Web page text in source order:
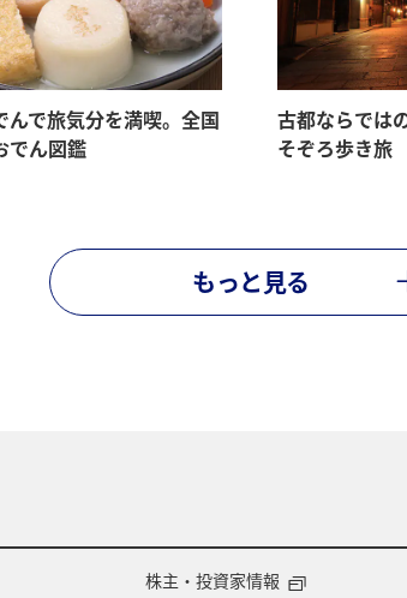
んで旅気分を満喫。全国
でん図鑑
古都ならでは
そぞろ歩き旅
もっと見る
株主・投資家情報